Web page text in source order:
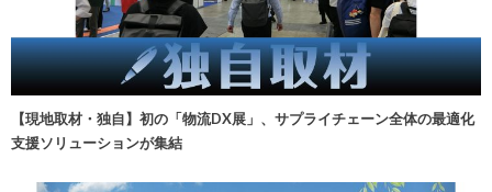
【現地取材・独自】初の「物流DX展」、サプライチェーン全体の最適化
支援ソリューションが集結